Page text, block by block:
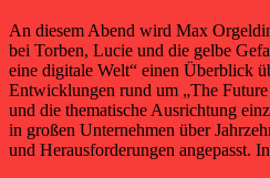
An diesem Abend wird Max
bei Torben, Lucie und die gelbe
eine digitale Welt“ einen Überblick
Entwicklungen rund um „The
und die thematische Ausrichtung
in großen Unternehmen über
und Herausforderungen angepasst.